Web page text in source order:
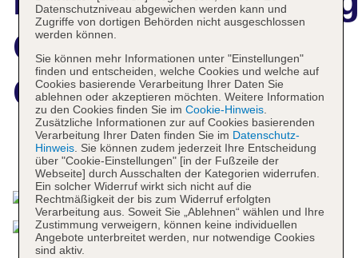
Quality Hotel
Globe
Das bietet Ihre Unterkunft
Datenschutzniveau abgewichen werden kann und
Zugriffe von dortigen Behörden nicht ausgeschlossen
werden können.
Sie können mehr Informationen unter "Einstellungen"
finden und entscheiden, welche Cookies und welche auf
Cookies basierende Verarbeitung Ihrer Daten Sie
ablehnen oder akzeptieren möchten. Weitere Information
zu den Cookies finden Sie im Cookie-Hinweis.
Zusätzliche Informationen zur auf Cookies basierenden
Verarbeitung Ihrer Daten finden Sie im Datenschutz-
Hinweis. Sie können zudem jederzeit Ihre Entscheidung
über "Cookie-Einstellungen" [in der Fußzeile der
Webseite] durch Ausschalten der Kategorien widerrufen.
Ein solcher Widerruf wirkt sich nicht auf die
Rechtmäßigkeit der bis zum Widerruf erfolgten
Verarbeitung aus. Soweit Sie „Ablehnen“ wählen und Ihre
Zustimmung verweigern, können keine individuellen
Angebote unterbreitet werden, nur notwendige Cookies
sind aktiv.